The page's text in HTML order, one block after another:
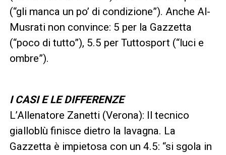
(“gli manca un po’ di condizione”). Anche Al-
Musrati non convince: 5 per la Gazzetta
(“poco di tutto”), 5.5 per Tuttosport (“luci e
ombre”).
I CASI E LE DIFFERENZE
L’Allenatore Zanetti (Verona): Il tecnico
gialloblù finisce dietro la lavagna. La
Gazzetta è impietosa con un 4.5: “si sgola in